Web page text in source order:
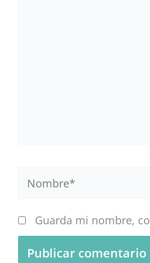
Nombre*
Guarda mi nombre,